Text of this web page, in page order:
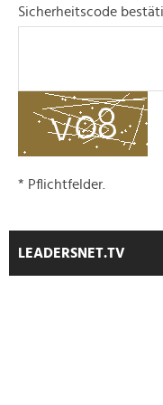
Sicherheitscode
* Pflichtfelder.
LEADERSNET.TV